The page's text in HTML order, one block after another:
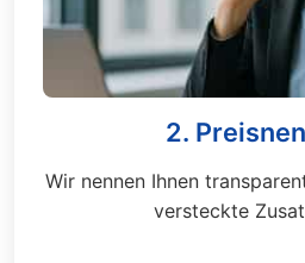
2.
Wir nennen Ihnen
versteckte